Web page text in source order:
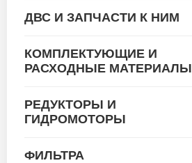
ДВС И ЗАПЧАСТИ К НИМ
КОМПЛЕКТУЮЩИЕ И
РАСХОДНЫЕ МАТЕРИАЛЫ
РЕДУКТОРЫ И
ГИДРОМОТОРЫ
ФИЛЬТРА